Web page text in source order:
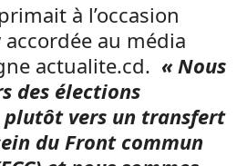
à l’occasion
accordée au média
actualite.cd. « Nous
des élections
plutôt vers un transfert
du Front commun